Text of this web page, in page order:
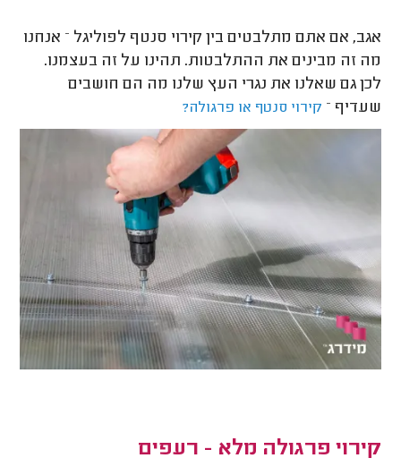
אגב, אם אתם מתלבטים בין קירוי סנטף לפוליגל – אנחנו
מה זה מבינים את ההתלבטות. תהינו על זה בעצמנו.
לכן גם שאלנו את נגרי העץ שלנו מה הם חושבים
שעדיף – קירוי סנטף או פרגולה?
קירוי פרגולה מלא - רעפים